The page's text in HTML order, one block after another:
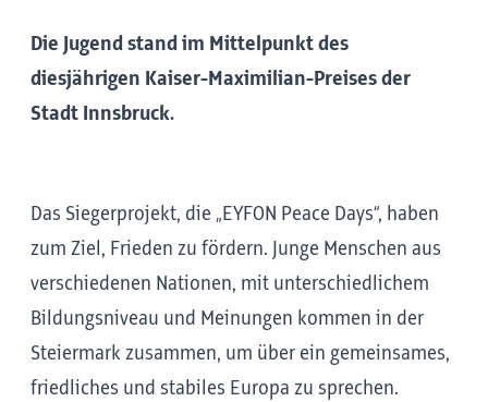
Die Jugend stand im Mittelpunkt des
diesjährigen Kaiser-Maximilian-Preises der
Stadt Innsbruck.
Das Siegerprojekt, die „EYFON Peace Days“, haben
zum Ziel, Frieden zu fördern. Junge Menschen aus
verschiedenen Nationen, mit unterschiedlichem
Bildungsniveau und Meinungen kommen in der
Steiermark zusammen, um über ein gemeinsames,
friedliches und stabiles Europa zu sprechen.